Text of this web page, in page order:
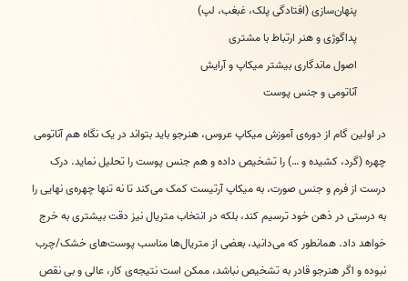
پنهان‌سازی (افتادگی پلک، غبغب، لپ)
پداگوژی و هنر ارتباط با مشتری
اصول ماندگاری بیشتر میکاپ و آرایش
آناتومی و جنس پوست
در اولین گام از دوره‌ی آموزش میکاپ عروس، هنرجو باید بتواند در یک نگاه هم آناتومی
چهره (گرد، کشیده و …) را تشخیص داده و هم جنس پوست را تحلیل نماید. درک
درست از فرم و جنس صورت، به میکاپ آرتیست کمک می‌کند تا نه تنها چهره‌ی نهایی را
به درستی در ذهن خود ترسیم کند، بلکه در انتخاب متریال نیز دقت بیشتری به خرج
خواهد داد. همانطور که می‌دانید، بعضی از متریال‌ها مناسب پوست‌های خشک/چرب
نبوده و اگر هنرجو قادر به تشخیص نباشد، ممکن است نتیجه‌ی کار، عالی و بی نقص